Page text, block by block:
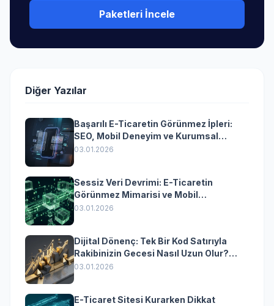
Paketleri İncele
Diğer Yazılar
Başarılı E-Ticaretin Görünmez İpleri:
SEO, Mobil Deneyim ve Kurumsal
Yazılımın Kazandıran Senkronizasyonu
03.01.2026
Sessiz Veri Devrimi: E-Ticaretin
Görünmez Mimarisi ve Mobil
Dönüşümün Kurumsal Anahtarı
03.01.2026
Dijital Dönenç: Tek Bir Kod Satırıyla
Rakibinizin Gecesi Nasıl Uzun Olur?
(Kurumsal Yazılımın Güçlü Rolü)
03.01.2026
E-Ticaret Sitesi Kurarken Dikkat